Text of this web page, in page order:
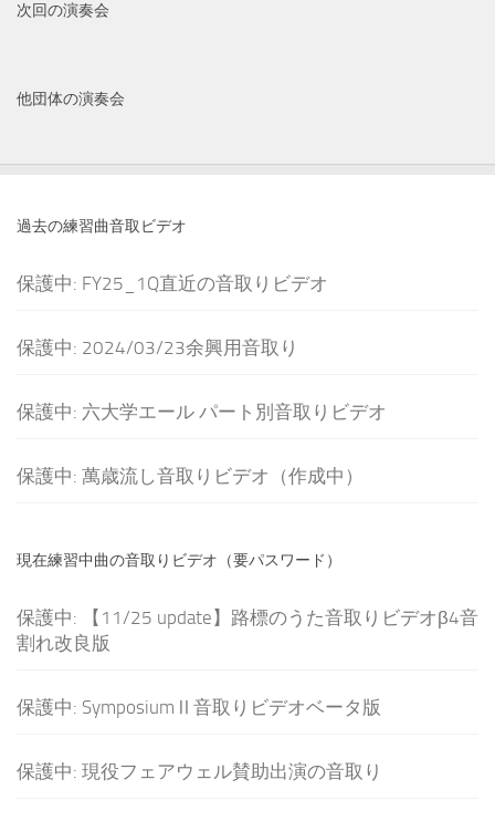
次回の演奏会
他団体の演奏会
過去の練習曲音取ビデオ
保護中: FY25_1Q直近の音取りビデオ
保護中: 2024/03/23余興用音取り
保護中: 六大学エール パート別音取りビデオ
保護中: 萬歳流し音取りビデオ（作成中）
現在練習中曲の音取りビデオ（要パスワード）
保護中: 【11/25 update】路標のうた音取りビデオβ4音
割れ改良版
保護中: SymposiumⅡ音取りビデオベータ版
保護中: 現役フェアウェル賛助出演の音取り